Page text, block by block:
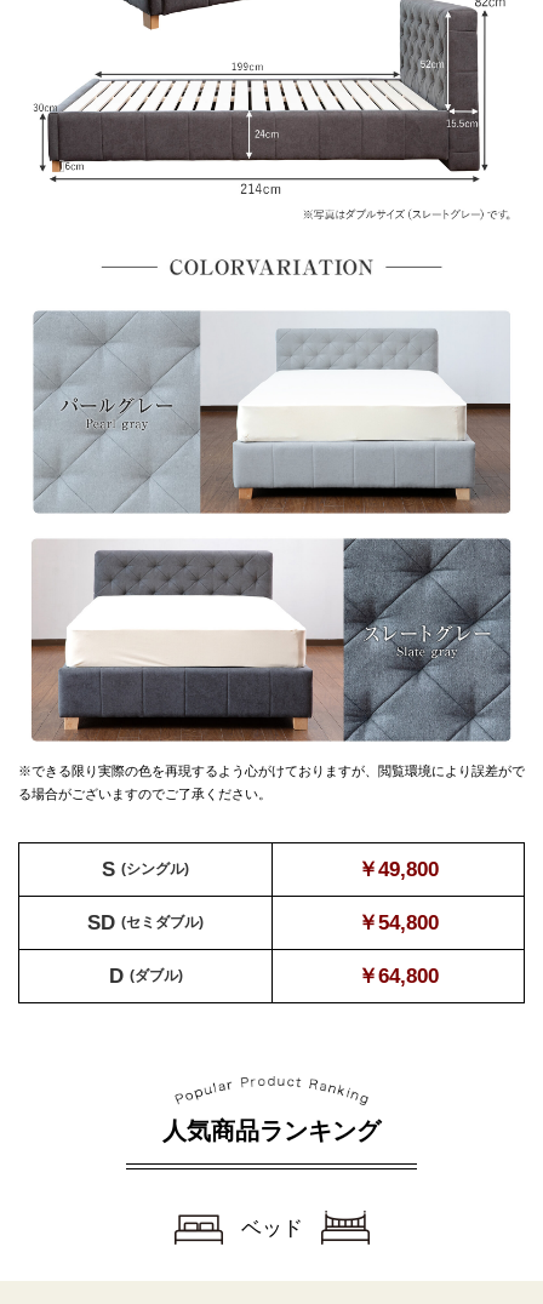
※できる限り実際の色を再現するよう心がけておりますが、 閲覧環境により誤差がで
る場合がございますのでご了承ください。
S (シングル) ￥49,800
SD (セミダブル) ￥54,800
D (ダブル) ￥64,800
人気商品ランキング
ベッド